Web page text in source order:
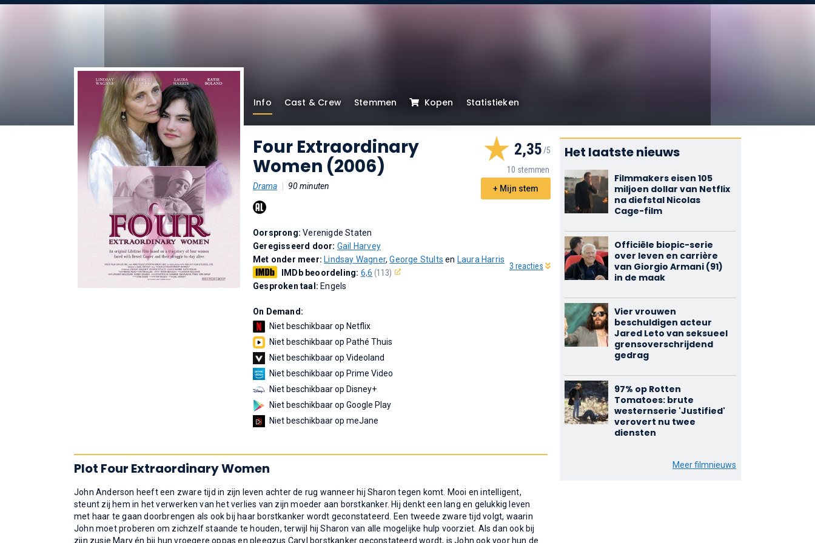
Info Cast & Crew Stemmen Kopen Statistieken
Four Extraordinary
Women (2006)
Drama 90 minuten
2,35
10 stemmen
+ Mijn stem
3 reacties
Oorsprong:Verenigde Staten
Geregisseerd door: Gail Harvey
Met onder meer: Lindsay Wagner,George Stults en Laura Harris
IMDb beoordeling: 6,6 (113)
Gesproken taal: Engels
On Demand:
Niet beschikbaar op Netflix
Niet beschikbaar op Pathé Thuis
Niet beschikbaar op Videoland
Niet beschikbaar op Prime Video
Niet beschikbaar op Disney+
Niet beschikbaar op Google Play
Niet beschikbaar op meJane
Plot Four Extraordinary Women
John Anderson heeft een zware tijd in zijn leven achter de rug wanneer hij Sharon tegen komt. Mooi en intelligent,
steunt zij hem in het verwerken van het verlies van zijn moeder aan borstkanker. Hij denkt een lang en gelukkig leven
met haar te gaan doorbrengen als ook bij haar borstkanker wordt geconstateerd. Een tweede zware tijd volgt, waarin
John moet proberen om zichzelf staande te houden, terwijl hij Sharon van alle mogelijke hulp voorziet. Als dan ook bij
zijn zusje Mary én bij hun vroegere oppas en pleegzus Caryl borstkanker geconstateerd wordt, is John ook voor hun de
Het laatste nieuws
Filmmakers eisen 105
miljoen dollar van Netflix
na diefstal Nicolas
Cage-film
Officiële biopic-serie
over leven en carrière
van Giorgio Armani (91)
in de maak
Vier vrouwen
beschuldigen acteur
Jared Leto van seksueel
grensoverschrijdend
gedrag
97% op Rotten
Tomatoes: brute
westernserie 'Justified'
verovert nu twee
diensten
Meer filmnieuws